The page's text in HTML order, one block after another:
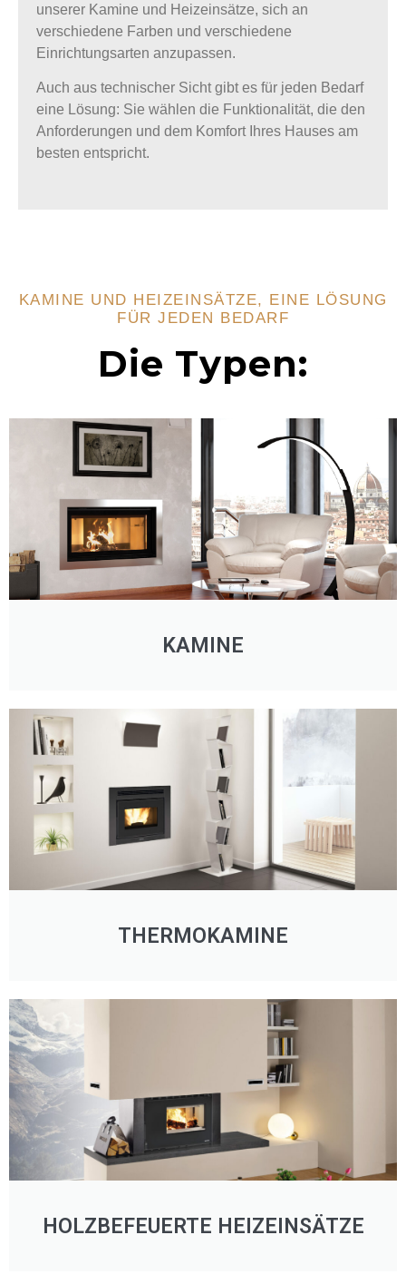
unserer Kamine und Heizeinsätze, sich an
verschiedene Farben und verschiedene
Einrichtungsarten anzupassen.
Auch aus technischer Sicht gibt es für jeden Bedarf
eine Lösung: Sie wählen die Funktionalität, die den
Anforderungen und dem Komfort Ihres Hauses am
besten entspricht.
KAMINE UND HEIZEINSÄTZE, EINE LÖSUNG
FÜR JEDEN BEDARF
Die Typen:
KAMINE
THERMOKAMINE
HOLZBEFEUERTE HEIZEINSÄTZE